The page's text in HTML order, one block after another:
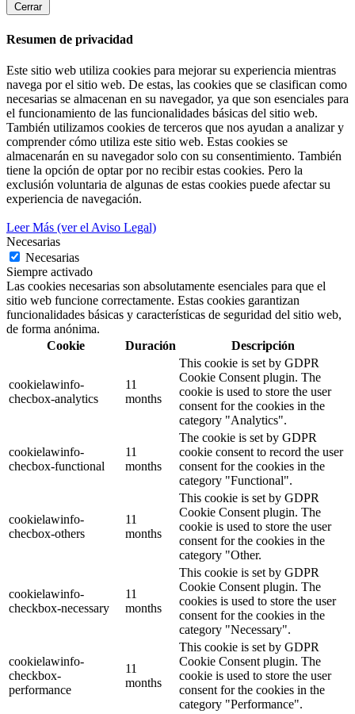
Cerrar
Resumen de privacidad
Este sitio web utiliza cookies para mejorar su experiencia mientras
navega por el sitio web. De estas, las cookies que se clasifican como
necesarias se almacenan en su navegador, ya que son esenciales para
el funcionamiento de las funcionalidades básicas del sitio web.
También utilizamos cookies de terceros que nos ayudan a analizar y
comprender cómo utiliza este sitio web. Estas cookies se
almacenarán en su navegador solo con su consentimiento. También
tiene la opción de optar por no recibir estas cookies. Pero la
exclusión voluntaria de algunas de estas cookies puede afectar su
experiencia de navegación.
Leer Más (ver el Aviso Legal)
Necesarias
Necesarias
Siempre activado
Las cookies necesarias son absolutamente esenciales para que el
sitio web funcione correctamente. Estas cookies garantizan
funcionalidades básicas y características de seguridad del sitio web,
de forma anónima.
Cookie
Duración Descripción
cookielawinfo-
checbox-analytics
11
months
This cookie is set by GDPR
Cookie Consent plugin. The
cookie is used to store the user
consent for the cookies in the
category "Analytics".
cookielawinfo-
checbox-functional
11
months
The cookie is set by GDPR
cookie consent to record the user
consent for the cookies in the
category "Functional".
cookielawinfo-
checbox-others
11
months
This cookie is set by GDPR
Cookie Consent plugin. The
cookie is used to store the user
consent for the cookies in the
category "Other.
cookielawinfo-
checkbox-necessary
11
months
This cookie is set by GDPR
Cookie Consent plugin. The
cookies is used to store the user
consent for the cookies in the
category "Necessary".
cookielawinfo-
checkbox-
performance
11
months
This cookie is set by GDPR
Cookie Consent plugin. The
cookie is used to store the user
consent for the cookies in the
category "Performance".